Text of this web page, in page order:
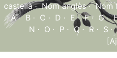
castellà·Nom anglès·Nom
A·B · C · D · E·F· G·
N · O · P · Q·R · S ·